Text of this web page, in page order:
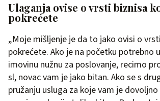
Ulaganja ovise o vrsti biznisa
pokrećete
„Moje mišljenje je da to jako ovisi o
pokrećete. Ako je na početku potrebno
imovinu nužnu za poslovanje, recimo
sl, novac vam je jako bitan. Ako se s
pružanju usluga za koje vam je